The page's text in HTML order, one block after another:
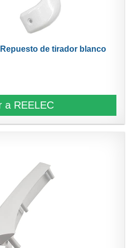
Repuesto de tirador blanco
a REELEC